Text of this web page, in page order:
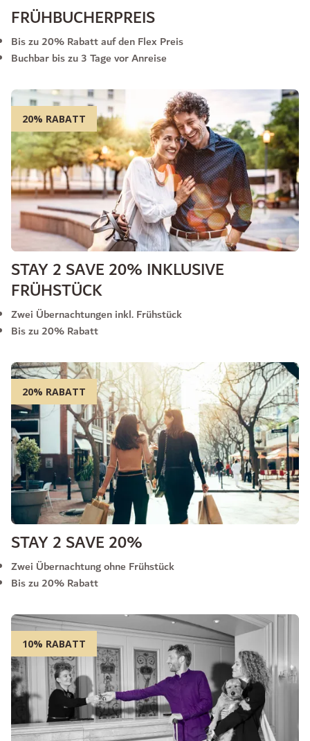
FRÜHBUCHERPREIS
Bis zu 20% Rabatt auf den Flex Preis
Buchbar bis zu 3 Tage vor Anreise
20% RABATT
STAY 2 SAVE 20% INKLUSIVE
FRÜHSTÜCK
Zwei Übernachtungen inkl. Frühstück
Bis zu 20% Rabatt
20% RABATT
STAY 2 SAVE 20%
Zwei Übernachtung ohne Frühstück
Bis zu 20% Rabatt
10% RABATT